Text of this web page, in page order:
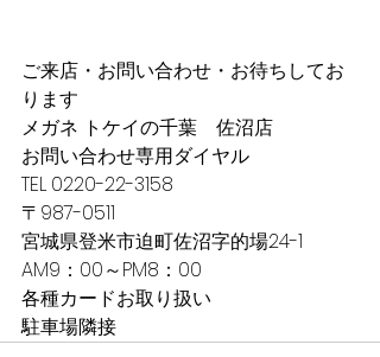
ご来店・お問い合わせ・お待ちしてお
ります
メガネ トケイの千葉　佐沼店
お問い合わせ専用ダイヤル
TEL 0220-22-3158
〒987-0511
宮城県登米市迫町佐沼字的場24-1
AM9：00～PM8：00
各種カードお取り扱い
駐車場隣接